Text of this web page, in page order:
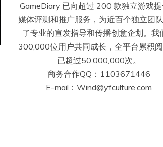
GameDiary 已向超过 200 款独立游戏
媒体评测和推广服务，为近百个独立团
了专业的宣发指导和传播创意企划。我
300,000位用户共同成长，全平台累积
已超过50,000,000次。
商务合作QQ：1103671446
E-mail：Wind@yfculture.com